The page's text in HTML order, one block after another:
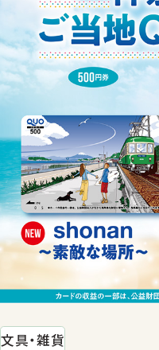
文具・雑貨